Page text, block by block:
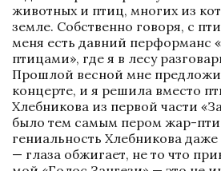
животных и птиц, многих из
земле. Собственно говоря, с
меня есть давний перформанс
птицами», где я в лесу
Прошлой весной мне
концерте, и я решила вместо
Хлебникова из первой части
было тем самым пером жар-
гениальность Хлебникова даже
— глаза обжигает, не то что